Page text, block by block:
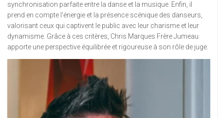
synchronisation parfaite entre la danse et la musique. Enfin, il
prend en compte l’énergie et la présence scénique des danseurs,
valorisant ceux qui captivent le public avec leur charisme et leur
dynamisme. Grâce à ces critères, Chris Marques Frère Jumeau
apporte une perspective équilibrée et rigoureuse à son rôle de juge.